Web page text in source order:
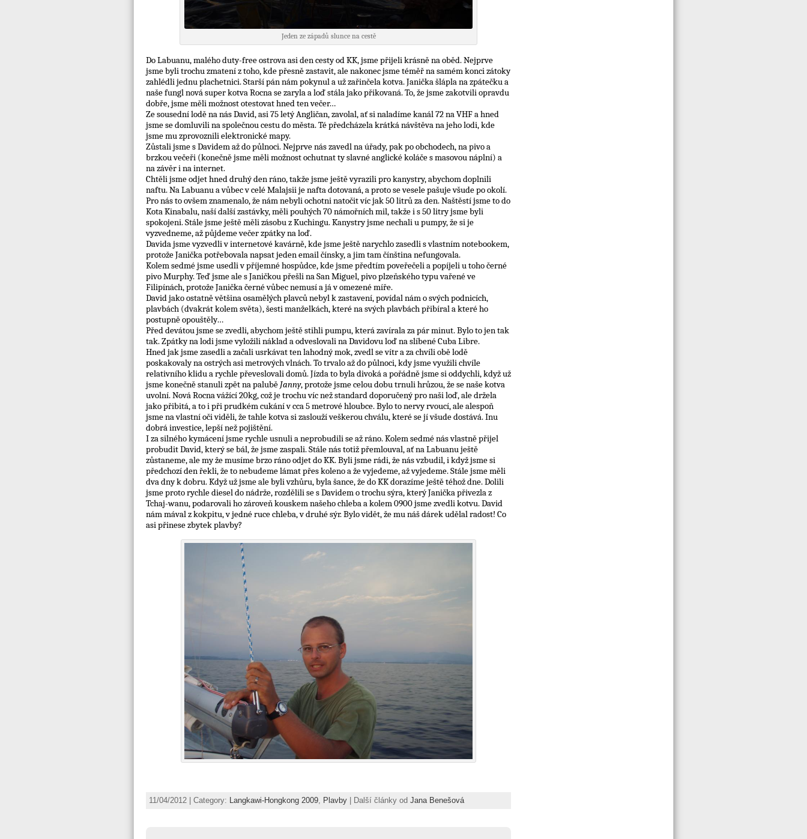
Jeden ze západů slunce na cestě
Do Labuanu, malého duty-free ostrova asi den cesty od KK, jsme přijeli krásně na oběd. Nejprve
jsme byli trochu zmatení z toho, kde přesně zastavit, ale nakonec jsme téměř na samém konci zátoky
zahlédli jednu plachetnici. Starší pán nám pokynul a už zařinčela kotva. Janička šlápla na zpátečku a
naše fungl nová super kotva Rocna se zaryla a loď stála jako přikovaná. To, že jsme zakotvili opravdu
dobře, jsme měli možnost otestovat hned ten večer…
Ze sousední lodě na nás David, asi 75 letý Angličan, zavolal, ať si naladíme kanál 72 na VHF a hned
jsme se domluvili na společnou cestu do města. Té předcházela krátká návštěva na jeho lodi, kde
jsme mu zprovoznili elektronické mapy.
Zůstali jsme s Davidem až do půlnoci. Nejprve nás zavedl na úřady, pak po obchodech, na pivo a
brzkou večeři (konečně jsme měli možnost ochutnat ty slavné anglické koláče s masovou náplní) a
na závěr i na internet.
Chtěli jsme odjet hned druhý den ráno, takže jsme ještě vyrazili pro kanystry, abychom doplnili
naftu. Na Labuanu a vůbec v celé Malajsii je nafta dotovaná, a proto se vesele pašuje všude po okolí.
Pro nás to ovšem znamenalo, že nám nebyli ochotni natočit víc jak 50 litrů za den. Naštěstí jsme to do
Kota Kinabalu, naší další zastávky, měli pouhých 70 námořních mil, takže i s 50 litry jsme byli
spokojeni. Stále jsme ještě měli zásobu z Kuchingu. Kanystry jsme nechali u pumpy, že si je
vyzvedneme, až půjdeme večer zpátky na loď.
Davida jsme vyzvedli v internetové kavárně, kde jsme ještě narychlo zasedli s vlastním notebookem,
protože Janička potřebovala napsat jeden email čínsky, a jim tam čínština nefungovala.
Kolem sedmé jsme usedli v příjemné hospůdce, kde jsme předtím poveřečeli a popíjeli u toho černé
pivo Murphy. Teď jsme ale s Janičkou přešli na San Miguel, pivo plzeňského typu vařené ve
Filipínách, protože Janička černé vůbec nemusí a já v omezené míře.
David jako ostatně většina osamělých plavců nebyl k zastavení, povídal nám o svých podnicích,
plavbách (dvakrát kolem světa), šesti manželkách, které na svých plavbách přibíral a které ho
postupně opouštěly…
Před devátou jsme se zvedli, abychom ještě stihli pumpu, která zavírala za pár minut. Bylo to jen tak
tak. Zpátky na lodi jsme vyložili náklad a odveslovali na Davidovu loď na slíbené Cuba Libre.
Hned jak jsme zasedli a začali usrkávat ten lahodný mok, zvedl se vítr a za chvíli obě lodě
poskakovaly na ostrých asi metrových vlnách. To trvalo až do půlnoci, kdy jsme využili chvíle
relativního klidu a rychle převeslovali domů. Jízda to byla divoká a pořádně jsme si oddychli, když už
jsme konečně stanuli zpět na palubě Janny, protože jsme celou dobu trnuli hrůzou, že se naše kotva
uvolní. Nová Rocna vážící 20kg, což je trochu víc než standard doporučený pro naši loď, ale držela
jako přibitá, a to i při prudkém cukání v cca 5 metrové hloubce. Bylo to nervy rvoucí, ale alespoň
jsme na vlastní oči viděli, že tahle kotva si zaslouží veškerou chválu, které se jí všude dostává. Inu
dobrá investice, lepší než pojištění.
I za silného kymácení jsme rychle usnuli a neprobudili se až ráno. Kolem sedmé nás vlastně přijel
probudit David, který se bál, že jsme zaspali. Stále nás totiž přemlouval, ať na Labuanu ještě
zůstaneme, ale my že musíme brzo ráno odjet do KK. Byli jsme rádi, že nás vzbudil, i když jsme si
předchozí den řekli, že to nebudeme lámat přes koleno a že vyjedeme, až vyjedeme. Stále jsme měli
dva dny k dobru. Když už jsme ale byli vzhůru, byla šance, že do KK dorazíme ještě téhož dne. Dolili
jsme proto rychle diesel do nádrže, rozdělili se s Davidem o trochu sýra, který Janička přivezla z
Tchaj-wanu, podarovali ho zároveň kouskem našeho chleba a kolem 0900 jsme zvedli kotvu. David
nám mával z kokpitu, v jedné ruce chleba, v druhé sýr. Bylo vidět, že mu náš dárek udělal radost! Co
asi přinese zbytek plavby?
11/04/2012 | Category: Langkawi-Hongkong 2009 Plavby | Další články od Jana Benešová